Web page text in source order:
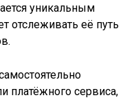
уникальным
отслеживать её путь
платёжного сервиса,